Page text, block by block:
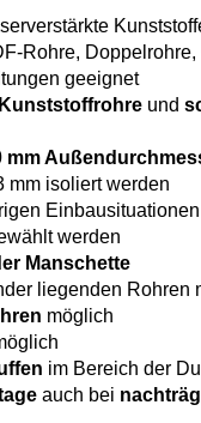
Rohre,
geeignet
und
mm
mm isoliert werden
werden
Manschette
liegenden Rohren
möglich
im Bereich der
auch bei